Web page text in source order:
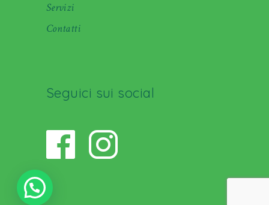
Servizi
Contatti
Seguici sui social